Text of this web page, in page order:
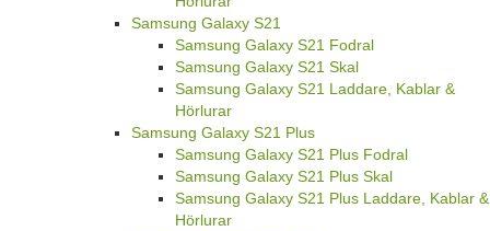
Samsung Galaxy S21
Samsung Galaxy S21 Fodral
Samsung Galaxy S21 Skal
Samsung Galaxy S21 Laddare, Kablar &
Hörlurar
Samsung Galaxy S21 Plus
Samsung Galaxy S21 Plus Fodral
Samsung Galaxy S21 Plus Skal
Samsung Galaxy S21 Plus Laddare, Kablar &
Hörlurar